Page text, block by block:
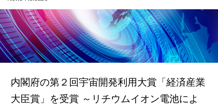
内閣府の第２回宇宙開発利用大賞「経済産業
大臣賞」を受賞 ～リチウムイオン電池によ